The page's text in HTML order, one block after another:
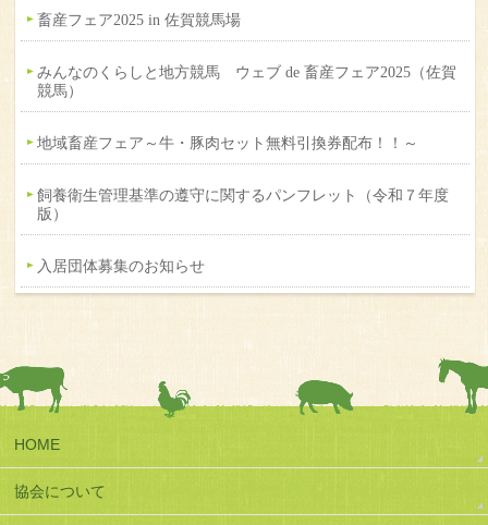
畜産フェア2025 in 佐賀競馬場
みんなのくらしと地方競馬 ウェブ de 畜産フェア2025（佐賀
競馬）
地域畜産フェア～牛・豚肉セット無料引換券配布！！～
飼養衛生管理基準の遵守に関するパンフレット（令和７年度
版）
入居団体募集のお知らせ
HOME
協会について